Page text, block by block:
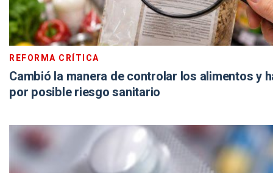
REFORMA CRÍTICA
Cambió la manera de controlar los alimentos y
por posible riesgo sanitario